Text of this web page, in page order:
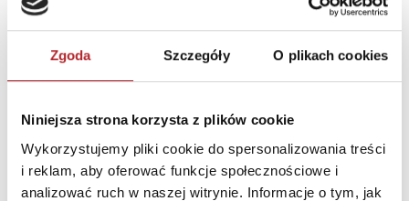
Zgoda Szczegóły O plikach cookies
Niniejsza strona korzysta z plików cookie
Wykorzystujemy pliki cookie do spersonalizowania treści
i reklam, aby oferować funkcje społecznościowe i
analizować ruch w naszej witrynie. Informacje o tym, jak
Kraj produkcji
Zwrot towaru
Brak prawa zwrotu
DANE OSOBY ODPOWIEDZIALNEJ
Nazwa
EDUCA BORRAS, S.A.U.
Ulica
C/ OSONA, 1